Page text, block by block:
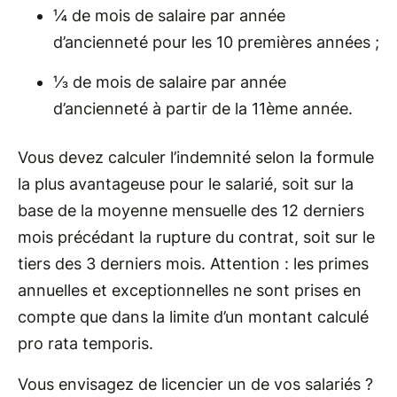
¼ de mois de salaire par année
d’ancienneté pour les 10 premières années ;
⅓ de mois de salaire par année
d’ancienneté à partir de la 11ème année.
Vous devez calculer l’indemnité selon la formule
la plus avantageuse pour le salarié, soit sur la
base de la moyenne mensuelle des 12 derniers
mois précédant la rupture du contrat, soit sur le
tiers des 3 derniers mois. Attention : les primes
annuelles et exceptionnelles ne sont prises en
compte que dans la limite d’un montant calculé
pro rata temporis.
Vous envisagez de licencier un de vos salariés ?